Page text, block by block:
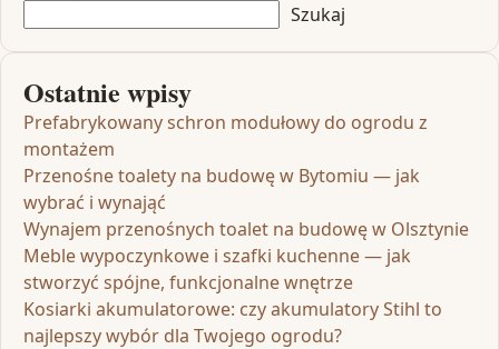
Szukaj
Ostatnie wpisy
Prefabrykowany schron modułowy do ogrodu z
montażem
Przenośne toalety na budowę w Bytomiu — jak
wybrać i wynająć
Wynajem przenośnych toalet na budowę w Olsztynie
Meble wypoczynkowe i szafki kuchenne — jak
stworzyć spójne, funkcjonalne wnętrze
Kosiarki akumulatorowe: czy akumulatory Stihl to
najlepszy wybór dla Twojego ogrodu?